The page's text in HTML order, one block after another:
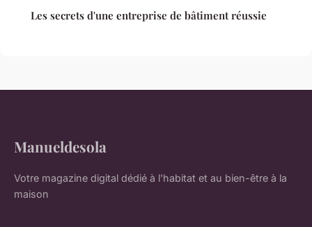
Les secrets d'une entreprise de bâtiment réussie
Manueldesola
Votre magazine digital dédié à l'habitat et au bien-être à la
maison